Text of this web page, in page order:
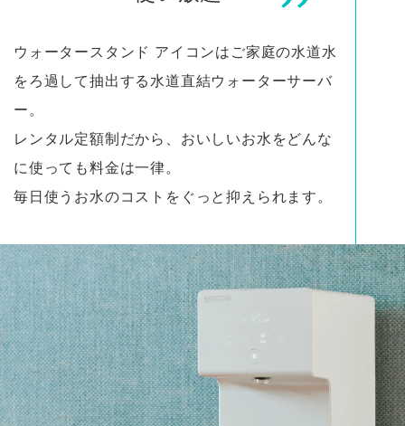
ウォータースタンド アイコンはご家庭の水道水
をろ過して抽出する水道直結ウォーターサーバ
ー。
レンタル定額制だから、おいしいお水をどんな
に使っても料金は一律。
毎日使うお水のコストをぐっと抑えられます。